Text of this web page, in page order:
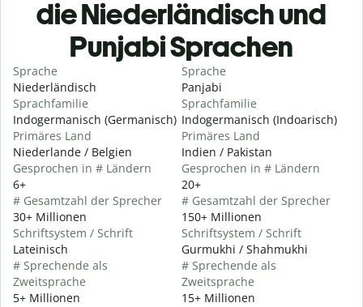
die Niederländisch und
Punjabi Sprachen
Sprache
Niederländisch
Sprachfamilie
Indogermanisch (Germanisch)
Primäres Land
Niederlande / Belgien
Gesprochen in # Ländern
6+
# Gesamtzahl der Sprecher
30+ Millionen
Schriftsystem / Schrift
Lateinisch
# Sprechende als
Zweitsprache
5+ Millionen
Sprache
Panjabi
Sprachfamilie
Indogermanisch (Indoarisch)
Primäres Land
Indien / Pakistan
Gesprochen in # Ländern
20+
# Gesamtzahl der Sprecher
150+ Millionen
Schriftsystem / Schrift
Gurmukhi / Shahmukhi
# Sprechende als
Zweitsprache
15+ Millionen